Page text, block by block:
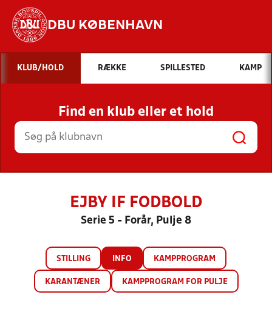
DBU KØBENHAVN
Hvad vil du søge efter?
INDHOLD OG NYHEDER
STILLINGER, RESULTATER, KLUBBER OG
HOLD
KLUB/HOLD RÆKKE SPILLESTED KAMP
Find en klub eller et hold
EJBY IF FODBOLD
Serie 5 - Forår, Pulje 8
STILLING INFO KAMPPROGRAM
KARANTÆNER KAMPPROGRAM FOR PULJE